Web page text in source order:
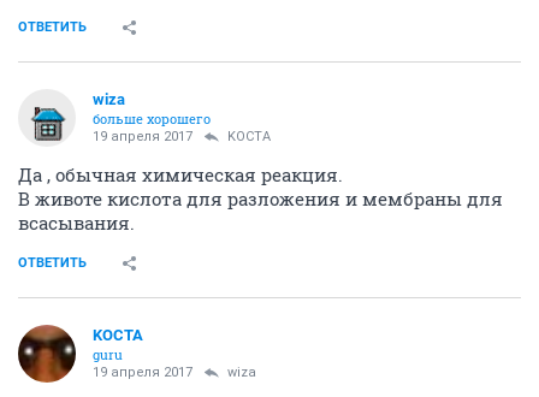
ОТВЕТИТЬ
wiza
больше хорошего
19 апреля 2017 KOCTA
Да , обычная химическая реакция.
В животе кислота для разложения и мембраны для
всасывания.
ОТВЕТИТЬ
KOCTA
guru
19 апреля 2017 wiza